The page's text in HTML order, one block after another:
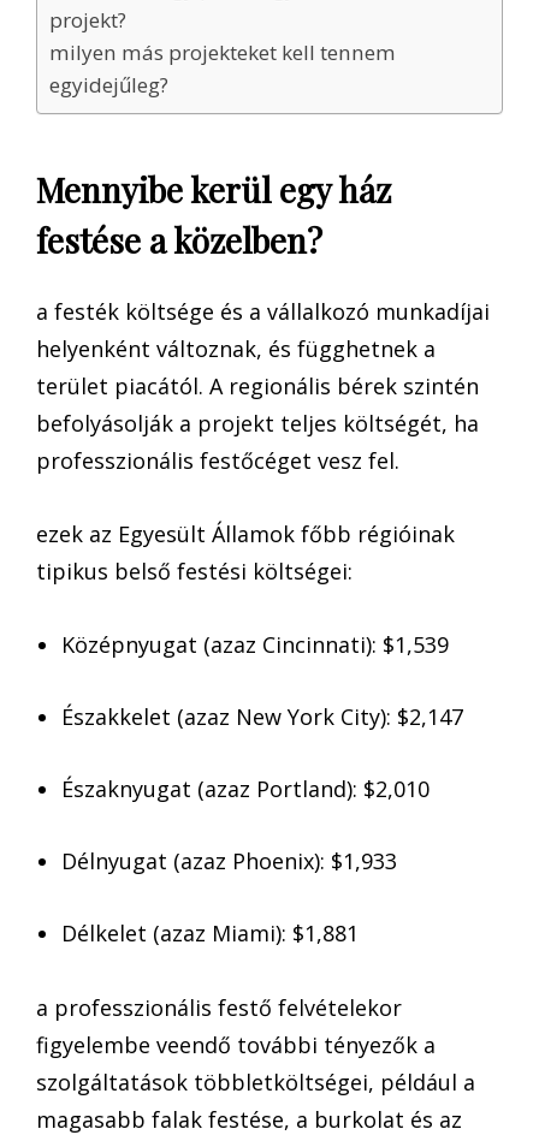
projekt?
milyen más projekteket kell tennem
egyidejűleg?
Mennyibe kerül egy ház
festése a közelben?
a festék költsége és a vállalkozó munkadíjai
helyenként változnak, és függhetnek a
terület piacától. A regionális bérek szintén
befolyásolják a projekt teljes költségét, ha
professzionális festőcéget vesz fel.
ezek az Egyesült Államok főbb régióinak
tipikus belső festési költségei:
Középnyugat (azaz Cincinnati): $1,539
Északkelet (azaz New York City): $2,147
Északnyugat (azaz Portland): $2,010
Délnyugat (azaz Phoenix): $1,933
Délkelet (azaz Miami): $1,881
a professzionális festő felvételekor
figyelembe veendő további tényezők a
szolgáltatások többletköltségei, például a
magasabb falak festése, a burkolat és az